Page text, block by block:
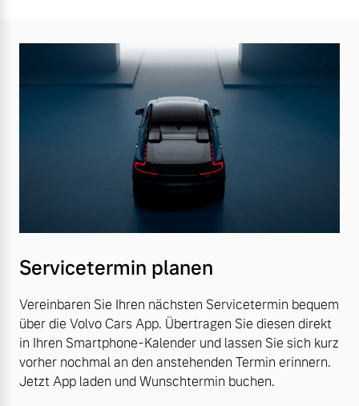
Servicetermin planen
Vereinbaren Sie Ihren nächsten Servicetermin bequem
über die Volvo Cars App. Übertragen Sie diesen direkt
in Ihren Smartphone-Kalender und lassen Sie sich kurz
vorher nochmal an den anstehenden Termin erinnern.
Jetzt App laden und Wunschtermin buchen.